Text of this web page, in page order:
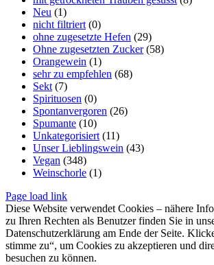
Neu (1)
nicht filtriert (0)
ohne zugesetzte Hefen (29)
Ohne zugesetzten Zucker (58)
Orangewein (1)
sehr zu empfehlen (68)
Sekt (7)
Spirituosen (0)
Spontanvergoren (26)
Spumante (10)
Unkategorisiert (11)
Unser Lieblingswein (43)
Vegan (348)
Weinschorle (1)
Page load link
Diese Website verwendet Cookies – nähere
zu Ihren Rechten als Benutzer finden Sie in
Datenschutzerklärung am Ende der Seite.
stimme zu“, um Cookies zu akzeptieren und
besuchen zu können.